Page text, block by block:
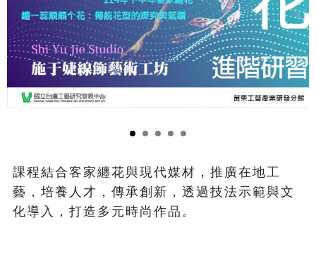
課程結合客家纏花與現代媒材，推廣在地工
藝，培養人才，傳承創新，透過技法示範與文
化導入，打造多元時尚作品。